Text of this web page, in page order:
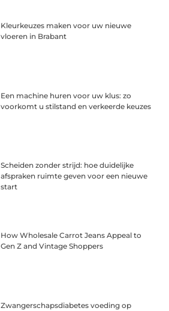
Kleurkeuzes maken voor uw nieuwe
vloeren in Brabant
Een machine huren voor uw klus: zo
voorkomt u stilstand en verkeerde keuzes
Scheiden zonder strijd: hoe duidelijke
afspraken ruimte geven voor een nieuwe
start
How Wholesale Carrot Jeans Appeal to
Gen Z and Vintage Shoppers
Zwangerschapsdiabetes voeding op